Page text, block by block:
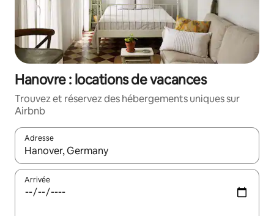
Hanovre : locations de vacances
Trouvez et réservez des hébergements uniques sur
Airbnb
Adresse
Lorsque les résultats s'affichent, utilisez les flèches vers le
Arrivée